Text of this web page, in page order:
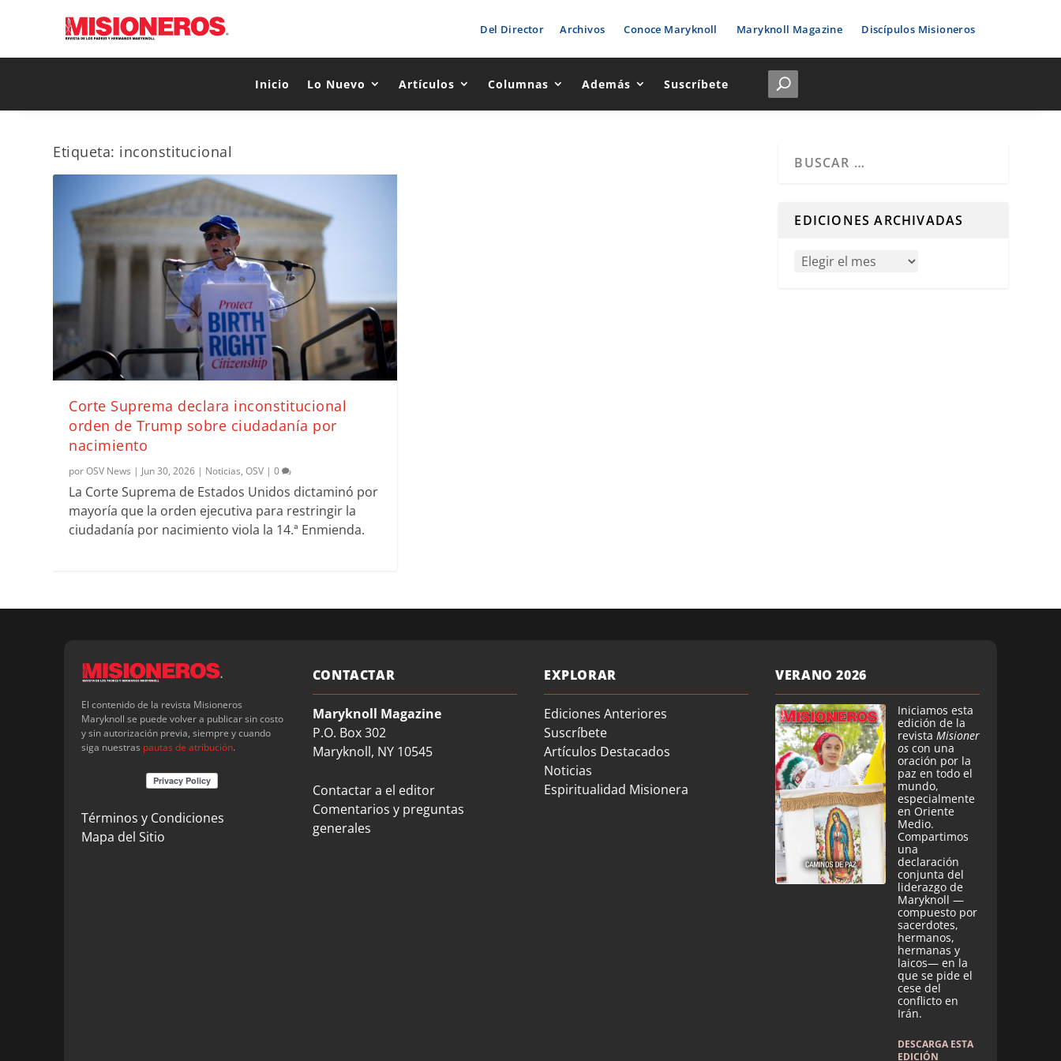
Del Director Archivos Conoce Maryknoll Maryknoll Magazine Discípulos Misioneros
Inicio Lo Nuevo Artículos Columnas Además Suscríbete
Etiqueta: inconstitucional
Corte Suprema declara inconstitucional
orden de Trump sobre ciudadanía por
nacimiento
porOSV News | Jun 30, 2026 | Noticias,OSV |0
La Corte Suprema de Estados Unidos dictaminó por
mayoría que la orden ejecutiva para restringir la
ciudadanía por nacimiento viola la 14.ª Enmienda.
EDICIONES ARCHIVADAS
El contenido de la revista Misioneros
Maryknoll se puede volver a publicar sin costo
y sin autorización previa, siempre y cuando
siga nuestras pautas de atribución.
Términos y Condiciones
Mapa del Sitio
CONTACTAR
Maryknoll Magazine
P.O. Box 302
Maryknoll, NY 10545
Contactar a el editor
Comentarios y preguntas
generales
EXPLORAR
Ediciones Anteriores
Suscríbete
Artículos Destacados
Noticias
Espiritualidad Misionera
VERANO 2026
Iniciamos esta
edición de la
revista Misioner
os con una
oración por la
paz en todo el
mundo,
especialmente
en Oriente
Medio.
Compartimos
una
declaración
conjunta del
liderazgo de
Maryknoll —
compuesto por
sacerdotes,
hermanos,
hermanas y
laicos— en la
que se pide el
cese del
conflicto en
Irán.
DESCARGA ESTA
EDICIÓN